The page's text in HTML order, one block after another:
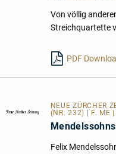
Von völlig
Streichquartette
PDF
NEUE ZÜRCHER
(NR. 232) | F. ME |
Felix